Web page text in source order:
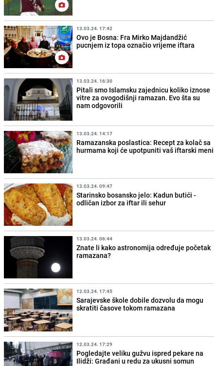
13.03.24. 17:42
Ovo je Bosna: Fra Mirko Majdandžić
pucnjem iz topa označio vrijeme iftara
13.03.24. 16:30
Pitali smo Islamsku zajednicu koliko iznose
vitre za ovogodišnji ramazan. Evo šta su
nam odgovorili
13.03.24. 14:17
Ramazanska poslastica: Recept za kolač sa
hurmama koji će upotpuniti vaš iftarski meni
13.03.24. 09:47
Starinsko bosansko jelo: Kadun butići -
odličan izbor za iftar ili sehur
13.03.24. 06:44
Znate li kako astronomija određuje početak
ramazana?
12.03.24. 17:45
Sarajevske škole dobile dozvolu da mogu
skratiti časove tokom ramazana
12.03.24. 17:29
Pogledajte veliku gužvu ispred pekare na
Ilidži: Građani u redu za ukusni somun